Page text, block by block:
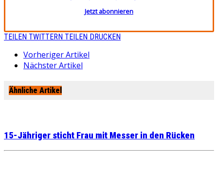
Jetzt abonnieren
TEILEN TWITTERN TEILEN DRUCKEN
Vorheriger Artikel
Nächster Artikel
Ähnliche Artikel
15-Jähriger sticht Frau mit Messer in den Rücken